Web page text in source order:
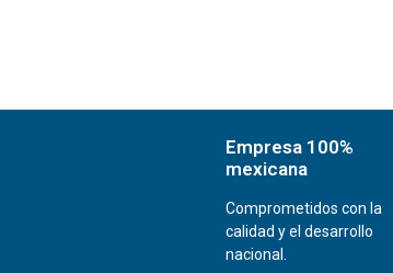
Empresa 100%
mexicana
Comprometidos con la
calidad y el desarrollo
nacional.